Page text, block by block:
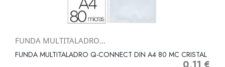
FUNDA MULTITALADRO...
FUNDA MULTITALADRO Q-CONNECT DIN A4 80 MC CRISTAL
Precio